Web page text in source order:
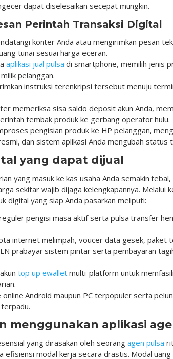
dapat diselesaikan secepat mungkin.
Perintah Transaksi Digital
konter Anda atau mengirimkan pesan
tunai sesuai harga eceran.
aplikasi jual pulsa di smartphone, memilih jenis
pelanggan.
instruksi terenkripsi tersebut menuju
memeriksa sisa saldo deposit akun Anda,
tembak produk ke gerbang operator hulu.
pengisian produk ke HP pelanggan,
dan sistem aplikasi Anda mengubah status
yang dapat dijual
yang masuk ke kas usaha Anda semakin
sekitar wajib dijaga kelengkapannya. Melalui
digital yang siap Anda pasarkan meliputi:
pengisi masa aktif serta pulsa transfer
internet melimpah, voucer data gesek, paket
prabayar sistem pintar serta pembayaran
top up ewallet multi-platform untuk
online Android maupun PC terpopuler serta
terpadu.
menggunakan aplikasi
yang dirasakan oleh seorang agen pulsa
efisiensi modal kerja secara drastis. Modal